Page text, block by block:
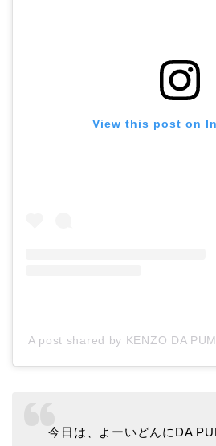
View this post on
A post shared by KENZO DA
今日は、よーいどんにDA